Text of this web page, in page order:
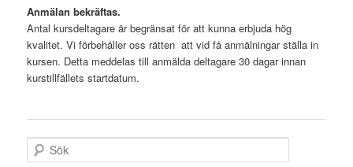
Anmälan bekräftas.
Antal kursdeltagare är begränsat för att kunna erbjuda hög
kvalitet. Vi förbehåller oss rätten att vid få anmälningar ställa in
kursen. Detta meddelas till anmälda deltagare 30 dagar innan
kurstillfällets startdatum.
ö